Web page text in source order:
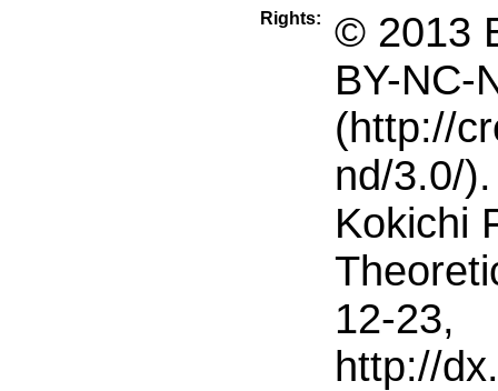
Rights:
© 2013
BY-NC-
(http://
nd/3.0/
Kokichi
12-23,
http://